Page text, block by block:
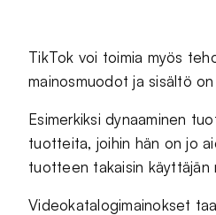
TikTok voi toimia myös
mainosmuodot ja sisältö
Esimerkiksi dynaaminen
tuotteita, joihin hän on jo
tuotteen takaisin käyttäjän
Videokatalogimainokset